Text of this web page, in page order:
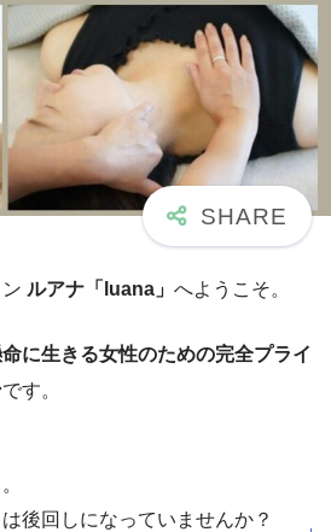
ルアナ「luana」 へようこそ。
に生きる女性のための完全プライ
です。
後回しになっていませんか？